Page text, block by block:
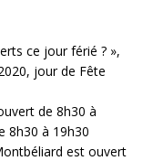
ce jour férié ? »,
jour de Fête
de 8h30 à
8h30 à 19h30
est ouvert